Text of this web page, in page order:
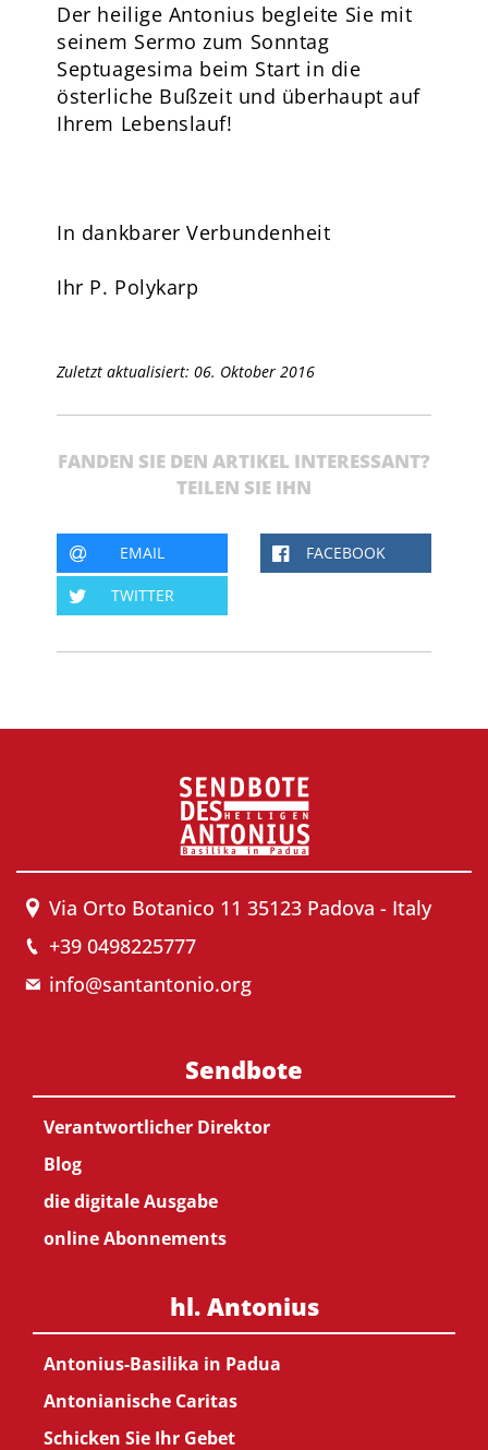
Der heilige Antonius begleite Sie mit
seinem Sermo zum Sonntag
Septuagesima beim Start in die
österliche Bußzeit und überhaupt auf
Ihrem Lebenslauf!
In dankbarer Verbundenheit
Ihr P. Polykarp
Zuletzt aktualisiert: 06. Oktober 2016
FANDEN SIE DEN ARTIKEL INTERESSANT?
TEILEN SIE IHN
EMAIL FACEBOOK
TWITTER
Via Orto Botanico 11 35123 Padova - Italy
+39 0498225777
info@santantonio.org
Sendbote
Verantwortlicher Direktor
Blog
die digitale Ausgabe
online Abonnements
hl. Antonius
Antonius-Basilika in Padua
Antonianische Caritas
Schicken Sie Ihr Gebet